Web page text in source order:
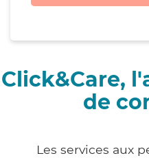
Click&Care,
de
Les services aux